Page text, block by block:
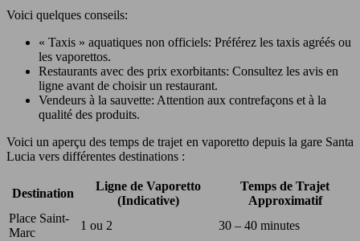
Voici quelques conseils:
« Taxis » aquatiques non officiels: Préférez les taxis agréés ou
les vaporettos.
Restaurants avec des prix exorbitants: Consultez les avis en
ligne avant de choisir un restaurant.
Vendeurs à la sauvette: Attention aux contrefaçons et à la
qualité des produits.
Voici un aperçu des temps de trajet en vaporetto depuis la gare Santa
Lucia vers différentes destinations :
Destination
Ligne de Vaporetto
(Indicative)
Temps de Trajet
Approximatif
Place Saint-
Marc
1 ou 2
30 – 40 minutes